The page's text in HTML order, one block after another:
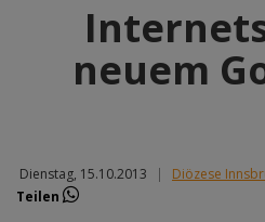
neuem
Dienstag, 15.10.2013 | Diözese
Teilen